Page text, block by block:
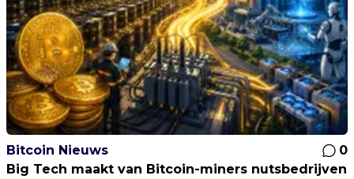
Bitcoin Nieuws
0
Big Tech maakt van Bitcoin-miners nutsbedrijven